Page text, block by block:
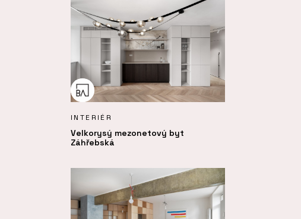
INTERIÉR
Velkorysý mezonetový byt
Záhřebská